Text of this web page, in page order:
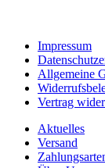
Impressum
Allgemeine
Vertrag
Aktuelles
Versand